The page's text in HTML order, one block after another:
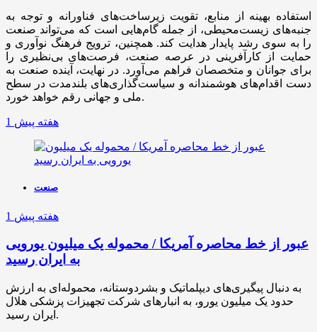
استفاده بهینه از منابع، تقویت زیرساخت‌های فناورانه و توجه به
جنبه‌های زیست‌محیطی، از جمله گام‌هایی است که می‌تواند صنعت
را به سوی رشد پایدار هدایت کند. همچنین، ترویج فرهنگ نوآوری و
حمایت از کارآفرینی در عرصه صنعت، فرصت‌های بی‌نظیری را
برای جوانان و متخصصان فراهم می‌آورد. در نهایت، آینده صنعت به
دست اقدام‌های هوشمندانه و سیاست‌گذاری‌های بلندمدت در سطح
ملی و جهانی رقم خواهد خورد.
1 هفته پیش
صنعت
1 هفته پیش
عبور از خط محاصره آمریکا / محموله یک میلیون یورویی
به ایران رسید
به دنبال پیگیری‌های دیپلماتیک و بشردوستانه، محموله‌ای به ارزش
حدود یک میلیون یورو، به انبارهای شرکت تجهیزات پزشکی هلال
ایران رسید.